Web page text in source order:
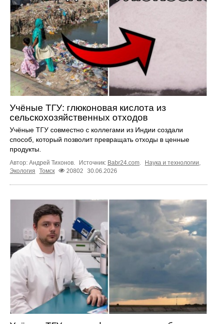
Учёные ТГУ: глюконовая кислота из
сельскохозяйственных отходов
Учёные ТГУ совместно с коллегами из Индии создали
способ, который позволит превращать отходы в ценные
продукты.
Автор: Андрей Тихонов. Источник: Babr24.com Наука и технологии
Экология
Томск 20802 30.06.2026